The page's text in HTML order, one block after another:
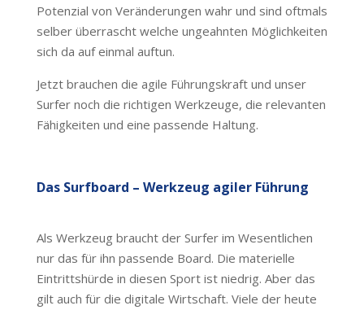
Potenzial von Veränderungen wahr und sind oftmals
selber überrascht welche ungeahnten Möglichkeiten
sich da auf einmal auftun.
Jetzt brauchen die agile Führungskraft und unser
Surfer noch die richtigen Werkzeuge, die relevanten
Fähigkeiten und eine passende Haltung.
Das Surfboard – Werkzeug agiler Führung
Als Werkzeug braucht der Surfer im Wesentlichen
nur das für ihn passende Board. Die materielle
Eintrittshürde in diesen Sport ist niedrig. Aber das
gilt auch für die digitale Wirtschaft. Viele der heute